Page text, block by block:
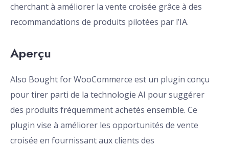
cherchant à améliorer la vente croisée grâce à des
recommandations de produits pilotées par l’IA.
Aperçu
Also Bought for WooCommerce est un plugin conçu
pour tirer parti de la technologie AI pour suggérer
des produits fréquemment achetés ensemble. Ce
plugin vise à améliorer les opportunités de vente
croisée en fournissant aux clients des